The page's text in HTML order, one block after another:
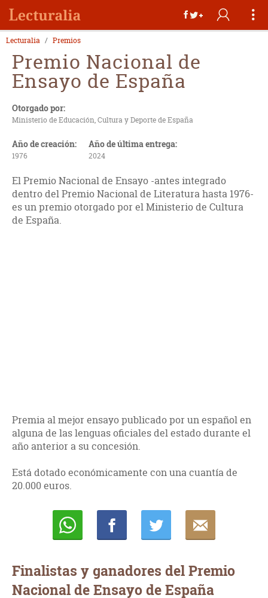
Lecturalia Premios
Premio Nacional de
Ensayo de España
Otorgado por:
Ministerio de Educación, Cultura y Deporte de España
Año de creación:
1976
Año de última entrega:
2024
El Premio Nacional de Ensayo -antes integrado
dentro del Premio Nacional de Literatura hasta 1976-
es un premio otorgado por el Ministerio de Cultura
de España.
Premia al mejor ensayo publicado por un español en
alguna de las lenguas oficiales del estado durante el
año anterior a su concesión.
Está dotado económicamente con una cuantía de
20.000 euros.
Finalistas y ganadores del Premio
Nacional de Ensayo de España